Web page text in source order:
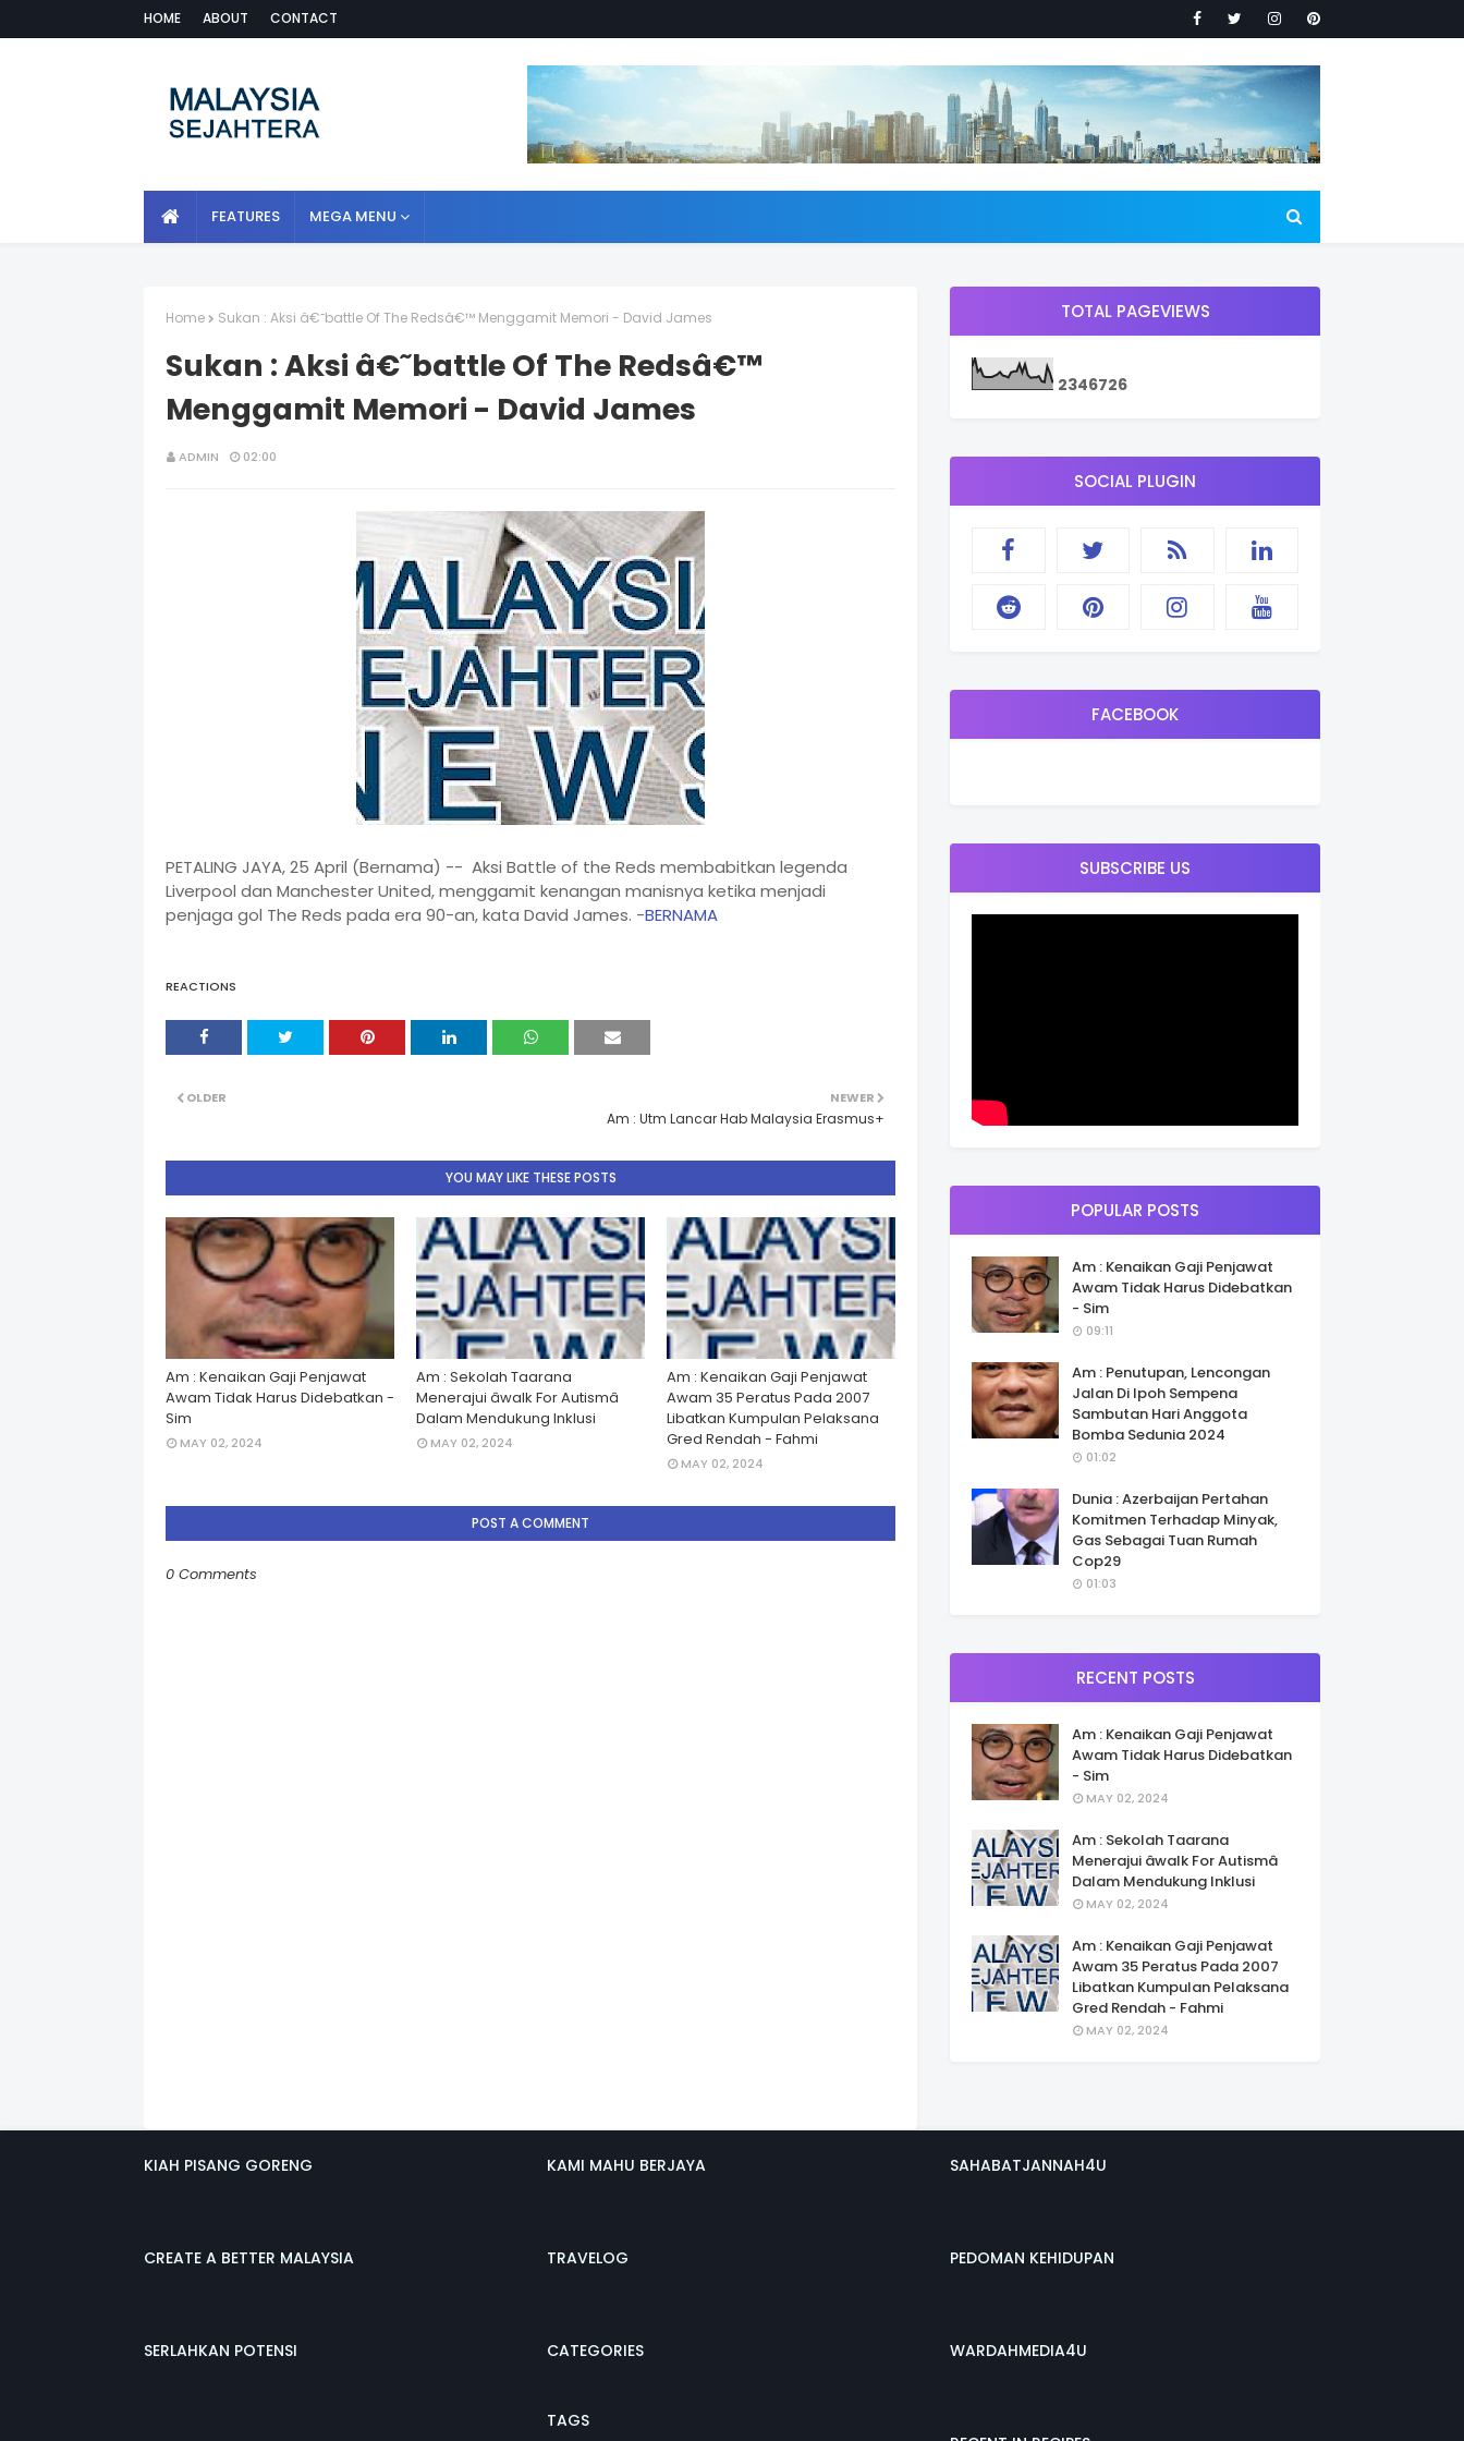
HOME ABOUT CONTACT
FEATURES MEGA MENU
Home Sukan : Aksi â€˜battle Of The Redsâ€™ Menggamit Memori - David James
Sukan : Aksi â€˜battle Of The Redsâ€™
Menggamit Memori - David James
ADMIN 02:00
PETALING JAYA, 25 April (Bernama) -- Aksi Battle of the Reds membabitkan legenda
Liverpool dan Manchester United, menggamit kenangan manisnya ketika menjadi
penjaga gol The Reds pada era 90-an, kata David James. -BERNAMA
REACTIONS
NEWER
Am : Utm Lancar Hab Malaysia Erasmus+
OLDER
YOU MAY LIKE THESE POSTS
Am : Kenaikan Gaji Penjawat
Awam Tidak Harus Didebatkan -
Sim
MAY 02, 2024
Am : Sekolah Taarana
Menerajui âwalk For Autismâ
Dalam Mendukung Inklusi
MAY 02, 2024
Am : Kenaikan Gaji Penjawat
Awam 35 Peratus Pada 2007
Libatkan Kumpulan Pelaksana
Gred Rendah - Fahmi
MAY 02, 2024
POST A COMMENT
0 Comments
TOTAL PAGEVIEWS
2346726
SOCIAL PLUGIN
FACEBOOK
SUBSCRIBE US
POPULAR POSTS
Am : Kenaikan Gaji Penjawat
Awam Tidak Harus Didebatkan
- Sim
09:11
Am : Penutupan, Lencongan
Jalan Di Ipoh Sempena
Sambutan Hari Anggota
Bomba Sedunia 2024
01:02
Dunia : Azerbaijan Pertahan
Komitmen Terhadap Minyak,
Gas Sebagai Tuan Rumah
Cop29
01:03
RECENT POSTS
Am : Kenaikan Gaji Penjawat
Awam Tidak Harus Didebatkan
- Sim
MAY 02, 2024
Am : Sekolah Taarana
Menerajui âwalk For Autismâ
Dalam Mendukung Inklusi
MAY 02, 2024
Am : Kenaikan Gaji Penjawat
Awam 35 Peratus Pada 2007
Libatkan Kumpulan Pelaksana
Gred Rendah - Fahmi
MAY 02, 2024
KIAH PISANG GORENG
CREATE A BETTER MALAYSIA
SERLAHKAN POTENSI
KAMI MAHU BERJAYA
TRAVELOG
CATEGORIES
TAGS
SAHABATJANNAH4U
PEDOMAN KEHIDUPAN
WARDAHMEDIA4U